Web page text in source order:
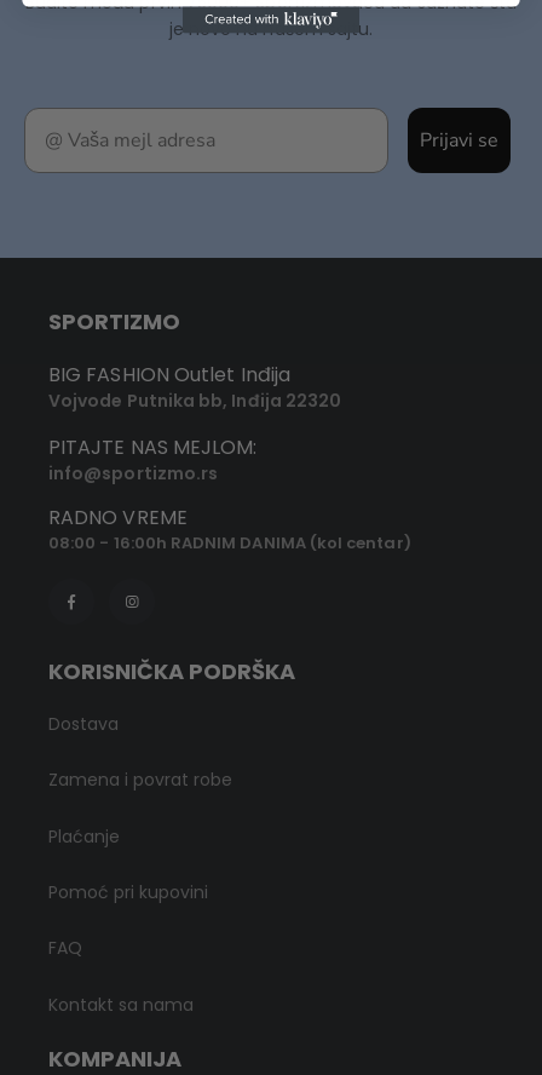
Prijavi se
je novo na našem sajtu.
SPORTIZMO
BIG FASHION Outlet Inđija
Vojvode Putnika bb, Inđija 22320
PITAJTE NAS MEJLOM:
info@sportizmo.rs
RADNO VREME
08:00 - 16:00h RADNIM DANIMA (kol centar)
KORISNIČKA PODRŠKA
Dostava
Zamena i povrat robe
Plaćanje
Pomoć pri kupovini
FAQ
Kontakt sa nama
KOMPANIJA